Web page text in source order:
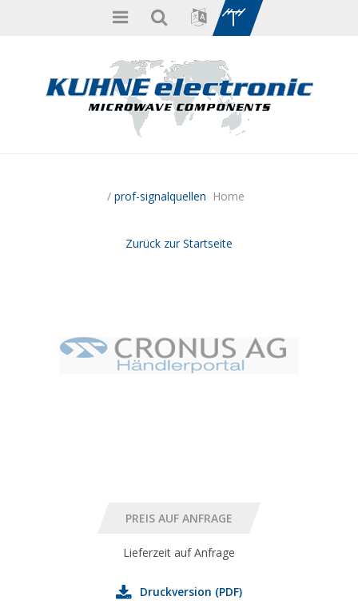
/ prof-signalquellen Home
Zurück zur Startseite
Lieferzeit auf Anfrage
Druckversion (PDF)